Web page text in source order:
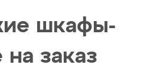
шкафы-
на заказ